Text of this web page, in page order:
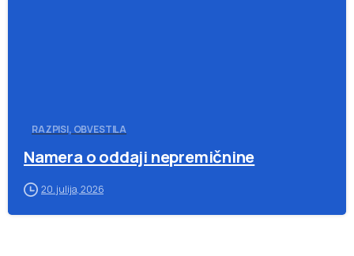
RAZPISI, OBVESTILA
Namera o oddaji nepremičnine
20. julija, 2026